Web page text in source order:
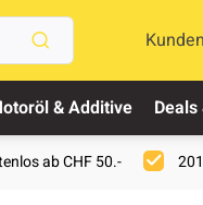
& Additive
ab CHF 50.-